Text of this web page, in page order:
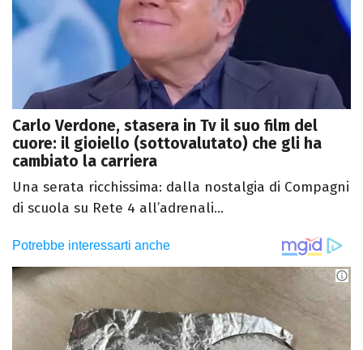
Carlo Verdone, stasera in Tv il suo film del
cuore: il gioiello (sottovalutato) che gli ha
cambiato la carriera
Una serata ricchissima: dalla nostalgia di Compagni
di scuola su Rete 4 all’adrenali...